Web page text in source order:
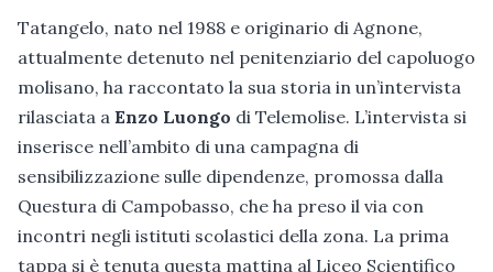
Tatangelo, nato nel 1988 e originario di Agnone,
attualmente detenuto nel penitenziario del capoluogo
molisano, ha raccontato la sua storia in un’intervista
rilasciata a Enzo Luongo di Telemolise. L’intervista si
inserisce nell’ambito di una campagna di
sensibilizzazione sulle dipendenze, promossa dalla
Questura di Campobasso, che ha preso il via con
incontri negli istituti scolastici della zona. La prima
tappa si è tenuta questa mattina al Liceo Scientifico